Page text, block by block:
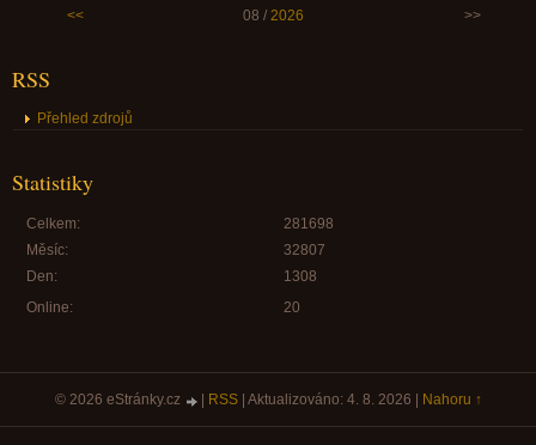
<< 08 / 2026 >>
RSS
Přehled zdrojů
Statistiky
Online: 20
Celkem:
281698
Měsíc:
32807
Den:
1308
© 2026 eStránky.cz RSS| Aktualizováno: 4. 8. 2026 Nahoru ↑